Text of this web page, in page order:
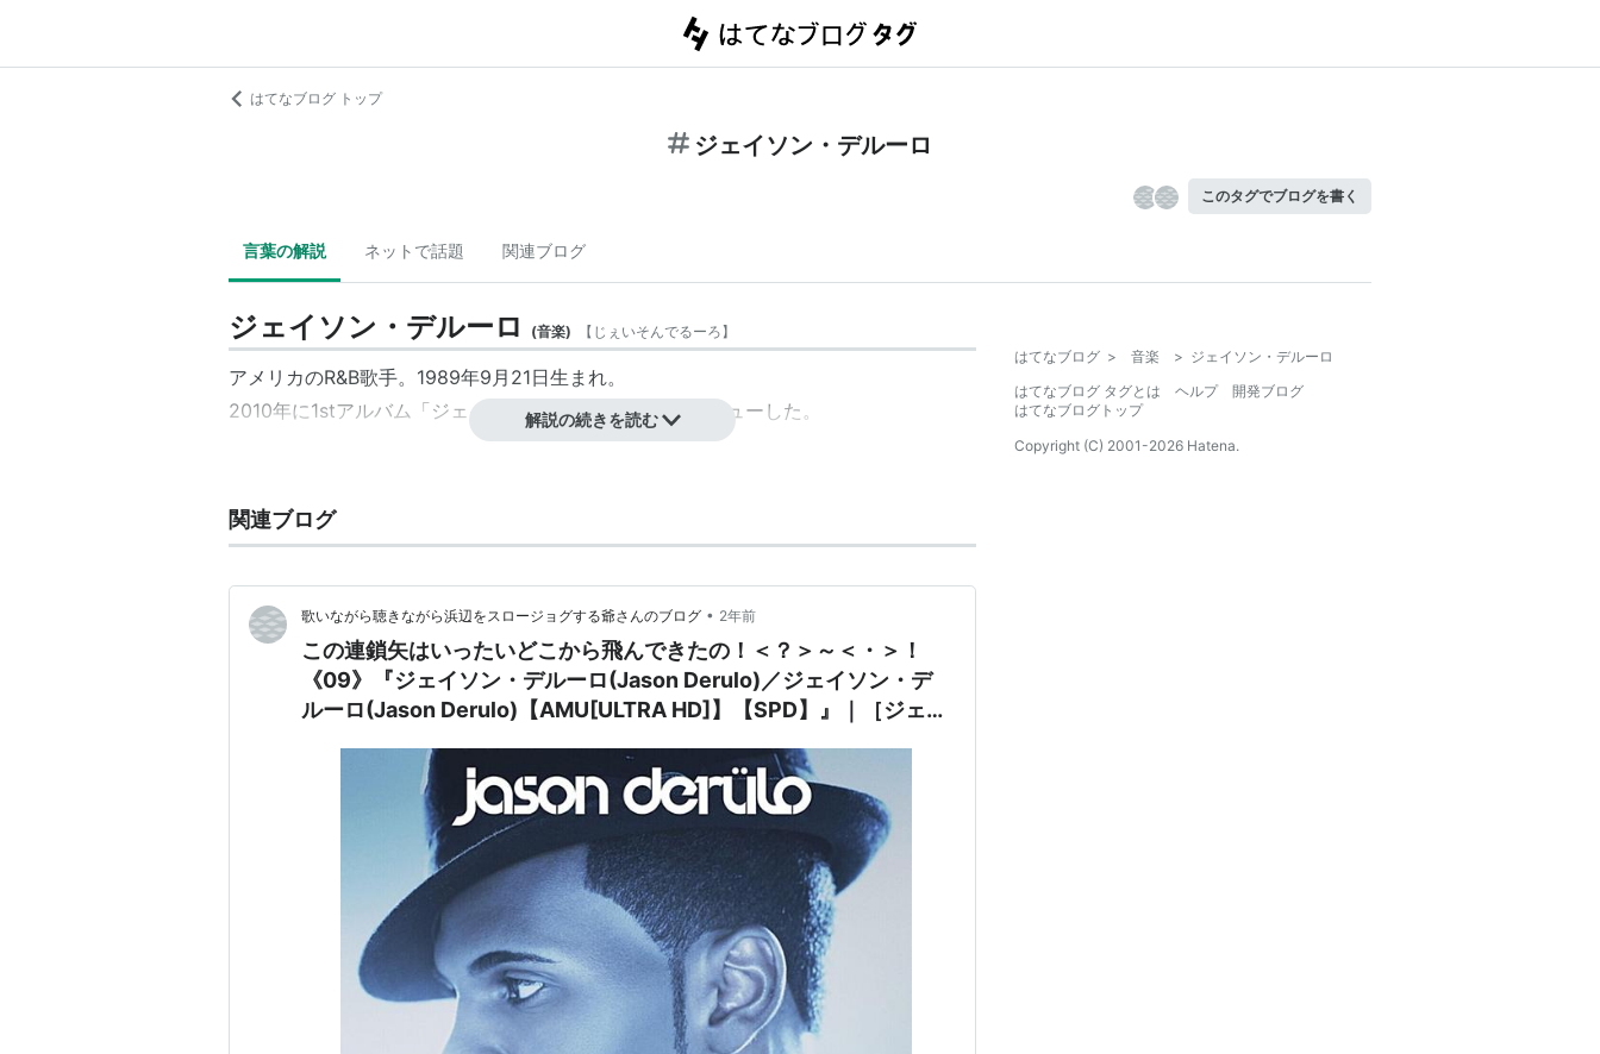
はてなブログ トップ
ジェイソン・デルーロ
このタグでブログを書く
言葉の解説 ネットで話題 関連ブログ
ジェイソン・デルーロ (音楽) 【 じぇいそんでるーろ】
アメリカのR&B歌手。1989年9月21日生まれ。
2010年に1stアルバム「ジェイソン・デルーロ」でCDデビューした。
解説の続きを読む
関連ブログ
歌いながら聴きながら浜辺をスロージョグする爺さんのブログ • 2年前
この連鎖矢はいったいどこから飛んできたの！＜？＞～＜・＞！
《09》『ジェイソン・デルーロ(Jason Derulo)／ジェイソン・デ
ルーロ(Jason Derulo)【AMU[ULTRA HD]】【SPD】』｜［ジェイ
隈ではユブメイなんだね＾・＾；；；「おら知んね族」にお一人様
追加じゃ！ｖ＾＾ドウジャ！ｘ2！ドウジャ！ｘ5！ドウジャ！ｘ
はてなブログ > 音楽 > ジェイソン・デルーロ
はてなブログ タグとは
ヘルプ
開発ブログ
はてなブログトップ
Copyright (C) 2001-2026 Hatena.